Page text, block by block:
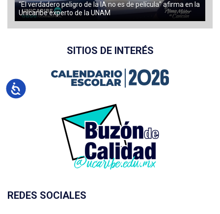
Accesibilidad
“El verdadero peligro de la IA no es de película” afirma en la
Unicaribe experto de la UNAM
SITIOS DE INTERÉS
REDES SOCIALES